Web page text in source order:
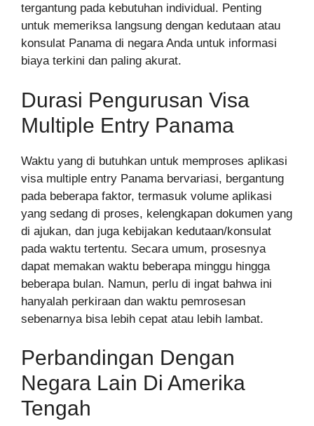
tergantung pada kebutuhan individual. Penting
untuk memeriksa langsung dengan kedutaan atau
konsulat Panama di negara Anda untuk informasi
biaya terkini dan paling akurat.
Durasi Pengurusan Visa
Multiple Entry Panama
Waktu yang di butuhkan untuk memproses aplikasi
visa multiple entry Panama bervariasi, bergantung
pada beberapa faktor, termasuk volume aplikasi
yang sedang di proses, kelengkapan dokumen yang
di ajukan, dan juga kebijakan kedutaan/konsulat
pada waktu tertentu. Secara umum, prosesnya
dapat memakan waktu beberapa minggu hingga
beberapa bulan. Namun, perlu di ingat bahwa ini
hanyalah perkiraan dan waktu pemrosesan
sebenarnya bisa lebih cepat atau lebih lambat.
Perbandingan Dengan
Negara Lain Di Amerika
Tengah